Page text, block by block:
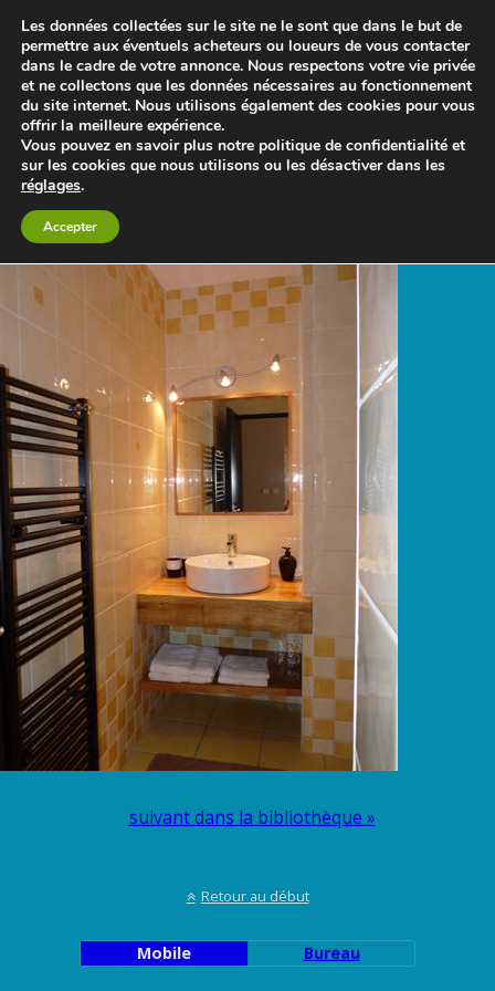
Le blog 3d-immo-visites
Retour à Echange : Appartement T2 35m2 Neuf avec terrasse
privative dans une Propriété sécurisée
suivant dans la bibliothèque »
Retour au début
Mobile Bureau
Les données collectées sur le site ne le sont que dans le but de
permettre aux éventuels acheteurs ou loueurs de vous contacter
dans le cadre de votre annonce. Nous respectons votre vie privée
et ne collectons que les données nécessaires au fonctionnement
du site internet. Nous utilisons également des cookies pour vous
offrir la meilleure expérience.
Vous pouvez en savoir plus notre politique de confidentialité et
sur les cookies que nous utilisons ou les désactiver dans les
réglages.
Accepter